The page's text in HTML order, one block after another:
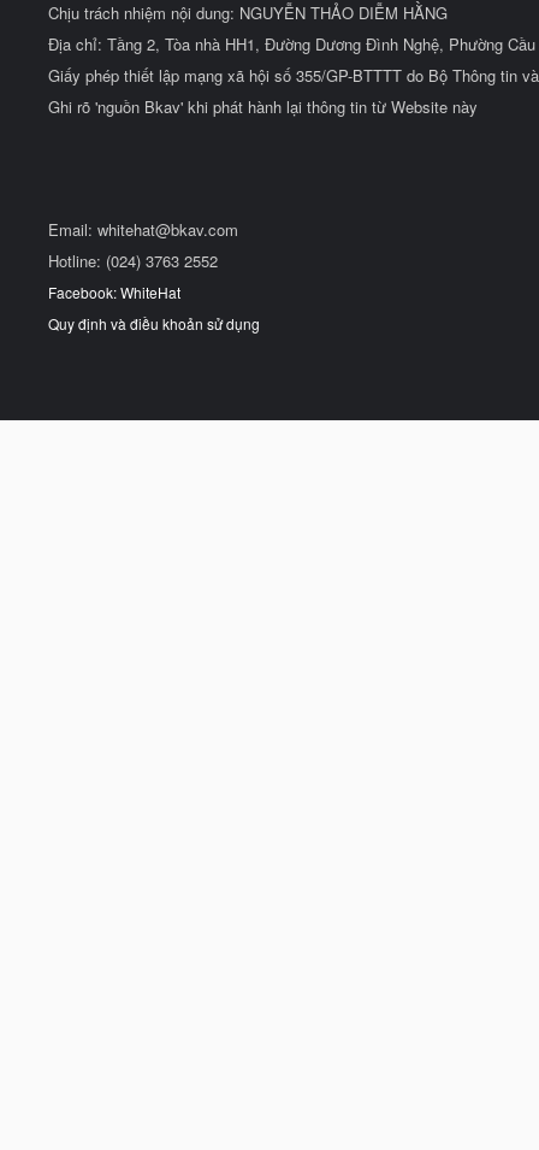
Chịu trách nhiệm nội dung: NGUYỄN THẢO DIỄM HẰNG
Địa chỉ: Tầng 2, Tòa nhà HH1, Đường Dương Đình Nghệ, Phường
Giấy phép thiết lập mạng xã hội số 355/GP-BTTTT do Bộ Thông tin
Ghi rõ 'nguồn Bkav' khi phát hành lại thông tin từ Website này
Email: whitehat@bkav.com
Hotline: (024) 3763 2552
Facebook: WhiteHat
Quy định và điều khoản sử dụng